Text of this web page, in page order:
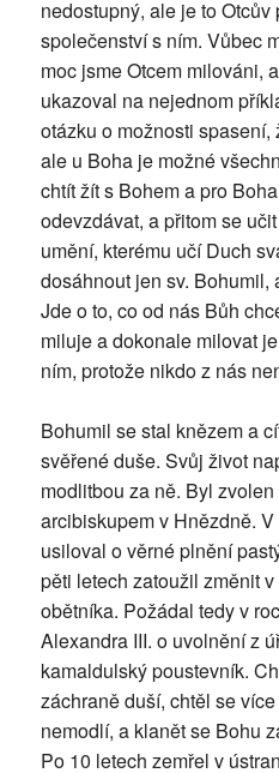
nedostupný, ale je to
společenství s ním. Vůbec
moc jsme Otcem milováni,
ukazoval na nejednom
otázku o možnosti
ale u Boha je možné
chtít žít s Bohem a pro
odevzdávat, a přitom se
umění, kterému učí Duch
dosáhnout jen sv. Bohumil,
Jde o to, co od nás Bůh
miluje a dokonale milovat
ním, protože nikdo z nás
Bohumil se stal knězem a
svěřené duše. Svůj život
modlitbou za ně. Byl
arcibiskupem v Hnězdně.
usiloval o věrné plnění
pěti letech zatoužil změnit
obětníka. Požádal tedy v
Alexandra III. o uvolnění z
kamaldulský poustevník.
záchraně duší, chtěl se
nemodlí, a klanět se Bohu
Po 10 letech zemřel v